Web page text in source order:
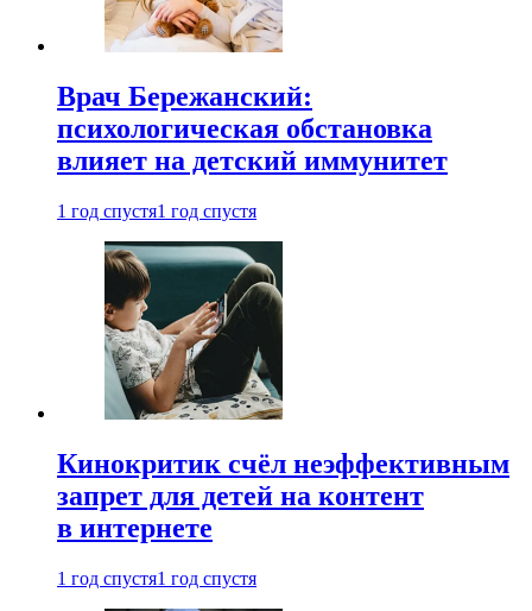
Врач Бережанский:
психологическая обстановка
влияет на детский иммунитет
1 год спустя1 год спустя
Кинокритик счёл неэффективным
запрет для детей на контент
в интернете
1 год спустя1 год спустя